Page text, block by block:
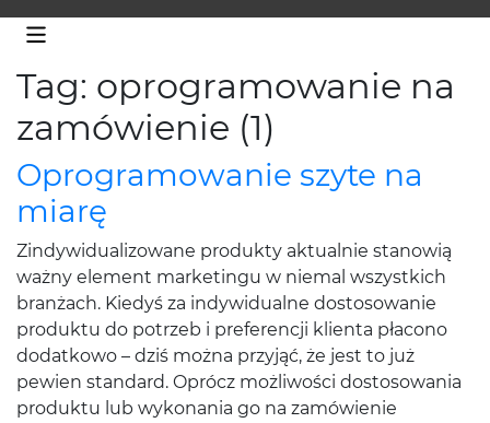
Tag: oprogramowanie na
zamówienie (1)
Oprogramowanie szyte na
miarę
Zindywidualizowane produkty aktualnie stanowią
ważny element marketingu w niemal wszystkich
branżach. Kiedyś za indywidualne dostosowanie
produktu do potrzeb i preferencji klienta płacono
dodatkowo – dziś można przyjąć, że jest to już
pewien standard. Oprócz możliwości dostosowania
produktu lub wykonania go na zamówienie